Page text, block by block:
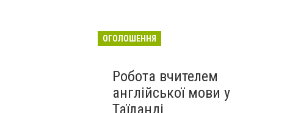
ОГОЛОШЕННЯ
Робота вчителем
англійської мови у
Таїланді